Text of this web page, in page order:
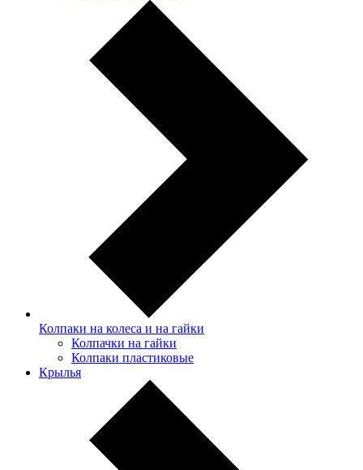
Колпаки на колеса и на гайки
Колпачки на гайки
Колпаки пластиковые
Крылья